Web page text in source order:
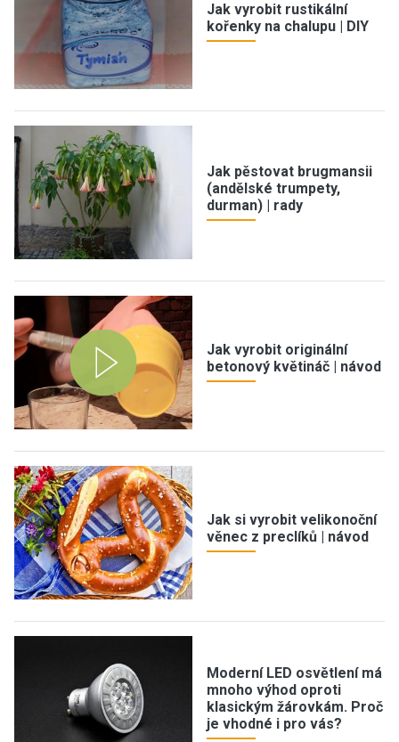
Jak vyrobit rustikální
kořenky na chalupu | DIY
Jak pěstovat brugmansii
(andělské trumpety,
durman) | rady
Jak vyrobit originální
betonový květináč | návod
Jak si vyrobit velikonoční
věnec z preclíků | návod
Moderní LED osvětlení má
mnoho výhod oproti
klasickým žárovkám. Proč
je vhodné i pro vás?